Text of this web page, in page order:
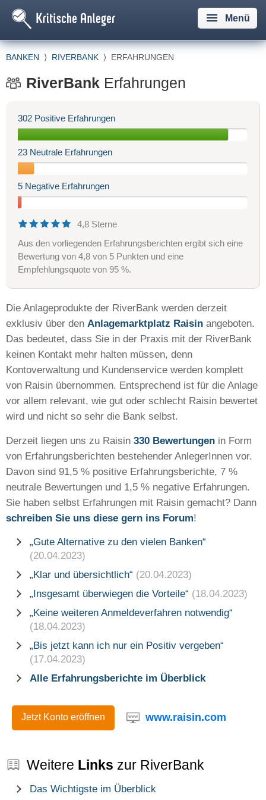
Menü
BANKEN ⟩ RIVERBANK ⟩ ERFAHRUNGEN
RiverBank Erfahrungen
302 Positive Erfahrungen
23 Neutrale Erfahrungen
5 Negative Erfahrungen
4,8 Sterne
Aus den vorliegenden Erfahrungsberichten ergibt sich eine
Bewertung von 4,8 von 5 Punkten und eine
Empfehlungsquote von 95 %.
Die Anlageprodukte der RiverBank werden derzeit
exklusiv über den Anlagemarktplatz Raisin angeboten.
Das bedeutet, dass Sie in der Praxis mit der RiverBank
keinen Kontakt mehr halten müssen, denn
Kontoverwaltung und Kundenservice werden komplett
von Raisin übernommen. Entsprechend ist für die Anlage
vor allem relevant, wie gut oder schlecht Raisin bewertet
wird und nicht so sehr die Bank selbst.
Derzeit liegen uns zu Raisin 330 Bewertungen in Form
von Erfahrungsberichten bestehender AnlegerInnen vor.
Davon sind 91,5 % positive Erfahrungsberichte, 7 %
neutrale Bewertungen und 1,5 % negative Erfahrungen.
Sie haben selbst Erfahrungen mit Raisin gemacht? Dann
schreiben Sie uns diese gern ins Forum!
„Gute Alternative zu den vielen Banken“
(20.04.2023)
„Klar und übersichtlich“ (20.04.2023)
„Insgesamt überwiegen die Vorteile“ (18.04.2023)
„Keine weiteren Anmeldeverfahren notwendig“
(18.04.2023)
„Bis jetzt kann ich nur ein Positiv vergeben“
(17.04.2023)
Alle Erfahrungsberichte im Überblick
Jetzt Konto eröffnen www.raisin.com
Weitere Links zur RiverBank
Das Wichtigste im Überblick